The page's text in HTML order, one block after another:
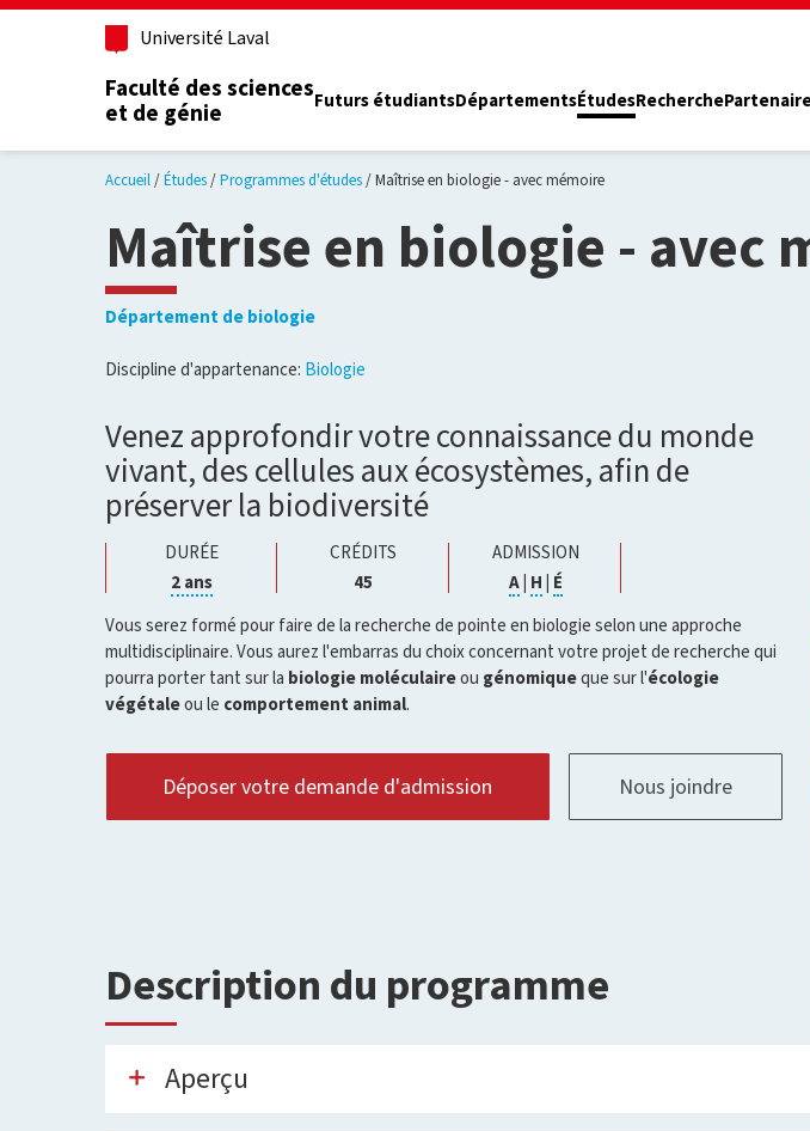
Aller au contenu principal
Université Laval
Faculté des sciences
et de génie
Futurs étudiantsDépartementsÉtudesRecherche
Accueil Études Programmes d'études Maîtrise en biologie - avec mémoire
Maîtrise en biologie - avec
Département de biologie
Discipline d'appartenance: Biologie
Venez approfondir votre connaissance du monde
vivant, des cellules aux écosystèmes, afin de
préserver la biodiversité
DURÉE
2 ansCliquer
pour
ouvrir
l'infobulle
CRÉDITS
45
ADMISSION
ACliquer
pour
ouvrir
l'infobulle
| HCliquer
pour
ouvrir
l'infobulle
| ÉCliquer
pour
ouvrir
l'infobulle
Vous serez formé pour faire de la recherche de pointe en biologie selon une approche
multidisciplinaire. Vous aurez l'embarras du choix concernant votre projet de recherche qui
pourra porter tant sur la biologie moléculaireou génomiqueque sur l'écologie
végétaleou le comportement animal.
Déposer votre demande d'admission Nous joindre
Description du programme
Aperçu